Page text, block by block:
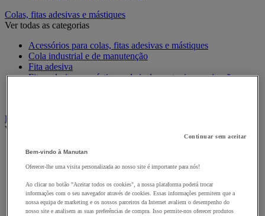
Colas, fitas adesivas e mástiques
Ver todas as categorias
Acessórios para colas, fitas adesivas e mástiques
Cola industrial e de manutenção
Fita adesiva
Fitas adesivas e mástiques de isolamento, insonorização e
Eletricidade
Ver todas as categorias
Acessórios para Quadro Elétrico
Cabo Elétrico
Equipamento de Quadro Elétrico
Extensão, tira e enrolador
Tomada e interruptor
Continuar sem aceitar
Bem-vindo à Manutan
Oferecer-lhe uma visita personalizada ao nosso site é importante para nós!
Ao clicar no botão "Aceitar todos os cookies", a nossa plataforma poderá trocar
informações com o seu navegador através de cookies. Essas informações permitem que a
nossa equipa de marketing e os nossos parceiros da Internet avaliem o desempenho do
nosso site e analisem as suas preferências de compra. Isso permite-nos oferecer produtos